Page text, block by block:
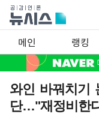
메인 랭킹
와인 바꿔치기
단…"재정비한